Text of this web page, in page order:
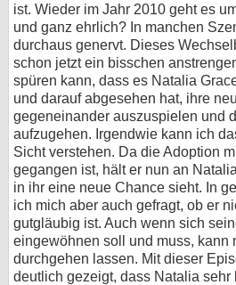
ist. Wieder im Jahr 2010 geht es
und ganz ehrlich? In manchen
durchaus genervt. Dieses
schon jetzt ein bisschen
spüren kann, dass es Natalia
und darauf abgesehen hat, ihre
gegeneinander auszuspielen und
aufzugehen. Irgendwie kann ich
Sicht verstehen. Da die Adoption
gegangen ist, hält er nun an
in ihr eine neue Chance sieht. In
ich mich aber auch gefragt, ob er
gutgläubig ist. Auch wenn sich
eingewöhnen soll und muss, kann
durchgehen lassen. Mit dieser
deutlich gezeigt, dass Natalia sehr